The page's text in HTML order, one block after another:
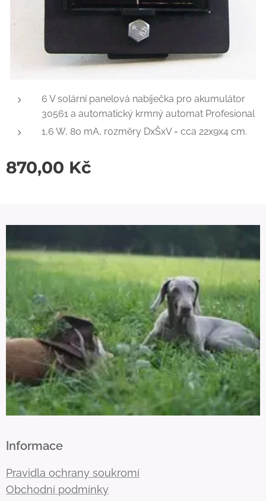
6 V solární panelová nabíječka pro akumulátor
30561 a automatický krmný automat Profesional
1,6 W, 80 mA, rozměry DxŠxV = cca 22x9x4 cm.
870,00 Kč
Informace
Pravidla ochrany soukromí
Obchodní podmínky